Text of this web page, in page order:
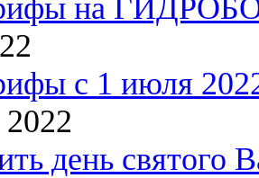
на
с 1 июля
день святого